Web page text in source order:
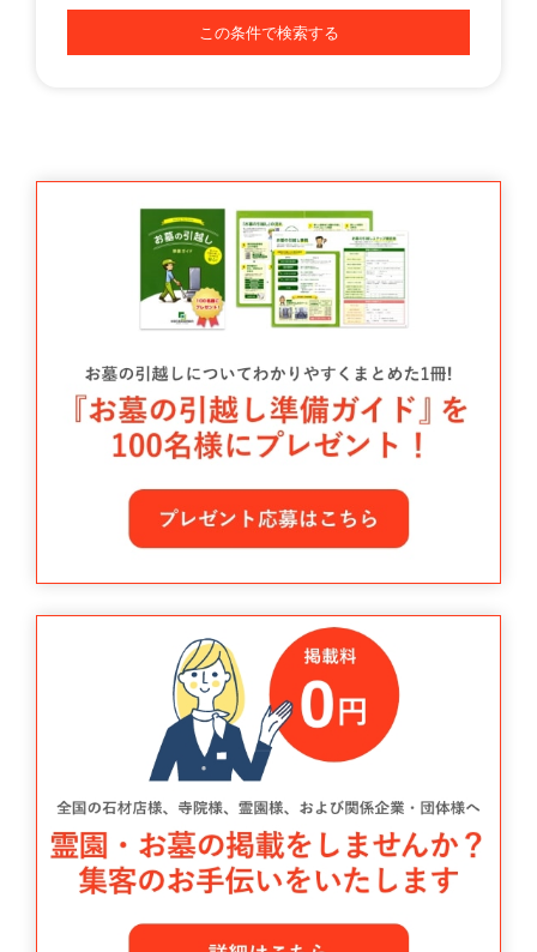
この条件で検索する